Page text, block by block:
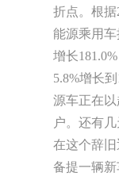
折点。根
能源乘用
增长
5.8%增长
源车正在
户。还有
在这个辞
备提一辆